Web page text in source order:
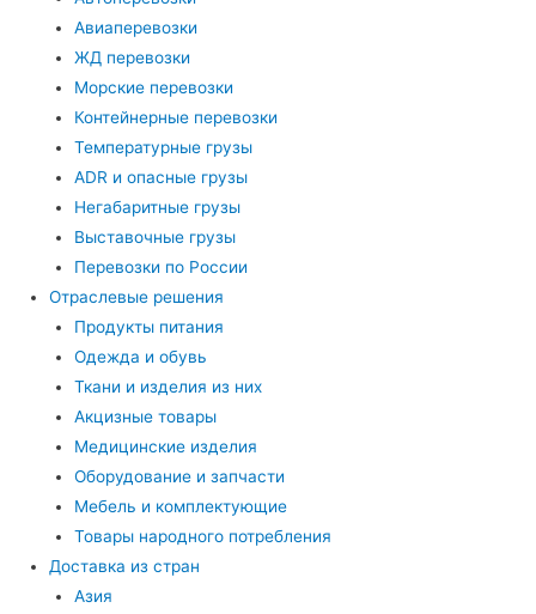
Авиаперевозки
ЖД перевозки
Морские перевозки
Контейнерные перевозки
Температурные грузы
ADR и опасные грузы
Негабаритные грузы
Выставочные грузы
Перевозки по России
Отраслевые решения
Продукты питания
Одежда и обувь
Ткани и изделия из них
Акцизные товары
Медицинские изделия
Оборудование и запчасти
Мебель и комплектующие
Товары народного потребления
Доставка из стран
Азия